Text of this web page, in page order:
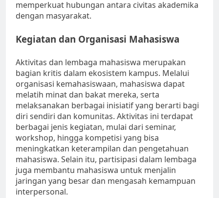
memperkuat hubungan antara civitas akademika
dengan masyarakat.
Kegiatan dan Organisasi Mahasiswa
Aktivitas dan lembaga mahasiswa merupakan
bagian kritis dalam ekosistem kampus. Melalui
organisasi kemahasiswaan, mahasiswa dapat
melatih minat dan bakat mereka, serta
melaksanakan berbagai inisiatif yang berarti bagi
diri sendiri dan komunitas. Aktivitas ini terdapat
berbagai jenis kegiatan, mulai dari seminar,
workshop, hingga kompetisi yang bisa
meningkatkan keterampilan dan pengetahuan
mahasiswa. Selain itu, partisipasi dalam lembaga
juga membantu mahasiswa untuk menjalin
jaringan yang besar dan mengasah kemampuan
interpersonal.